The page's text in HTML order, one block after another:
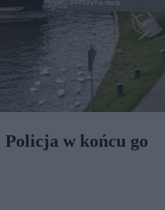
Policja w końcu go